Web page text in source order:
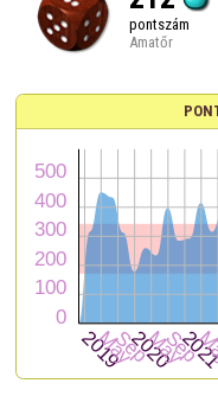
pontszám
Amatőr